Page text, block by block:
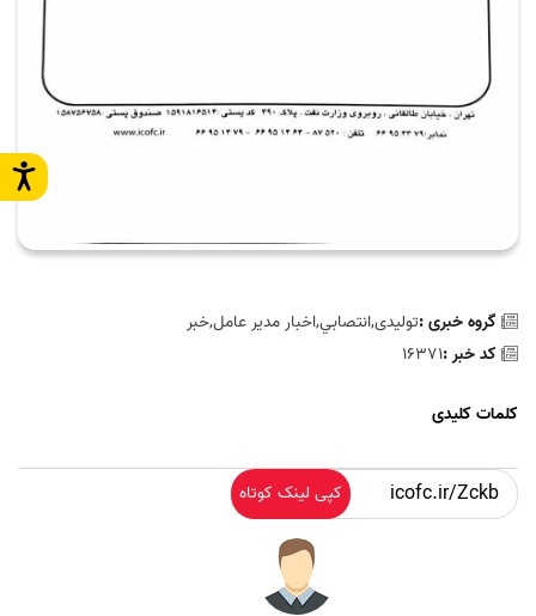
گروه خبری :تولیدی,انتصابي,اخبار مدیر عامل,خبر
کد خبر :16371
کلمات کلیدی
کپی لینک کوتاه